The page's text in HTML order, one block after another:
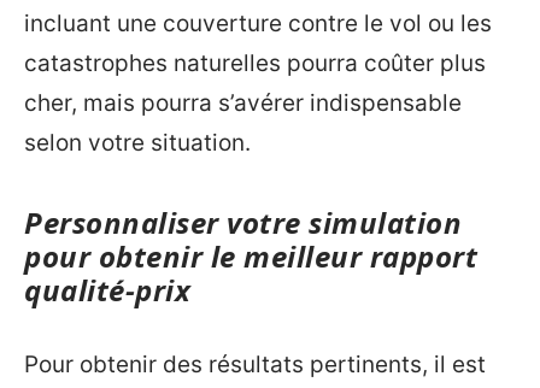
incluant une couverture contre le vol ou les
catastrophes naturelles pourra coûter plus
cher, mais pourra s’avérer indispensable
selon votre situation.
Personnaliser votre simulation
pour obtenir le meilleur rapport
qualité-prix
Pour obtenir des résultats pertinents, il est